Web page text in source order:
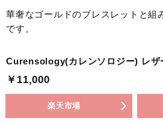
華奢なゴールドのブレスレットと組
です。
Curensology(カレンソロジー) レザ
￥11,000
楽天市場